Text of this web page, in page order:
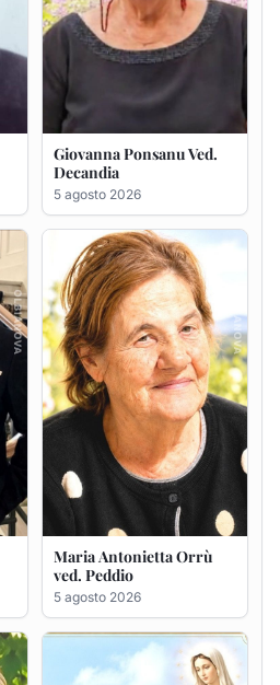
Maria Antonietta Orrù
ved. Peddio
5 agosto 2026
Rosa Maria Usai ved.
D'Attellis
5 agosto 2026